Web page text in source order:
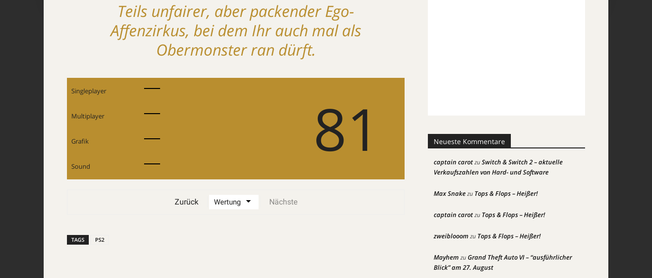
Teils unfairer, aber packender Ego-
Affenzirkus, bei dem Ihr auch mal als
Obermonster ran dürft.
Singleplayer 81
Multiplayer
Grafik
Sound
Zurück Nächste
TAGS PS2
Neueste Kommentare
captain carotzuSwitch & Switch 2 – aktuelle
Verkaufszahlen von Hard- und Software
Max Snakezu Tops & Flops – Heißer!
captain carotzu Tops & Flops – Heißer!
zweiblooom zu Tops & Flops – Heißer!
Mayhem zuGrand Theft Auto VI – “ausführlicher
Blick” am 27. August